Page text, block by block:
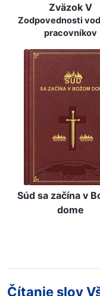
Zväzok V
Zodpovednosti
pracovníkov
Súd sa začína v
dome
Čítanie slov